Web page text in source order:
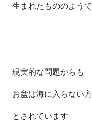
生まれたもののよう
現実的な問題からも
お盆は海に入らない
とされています